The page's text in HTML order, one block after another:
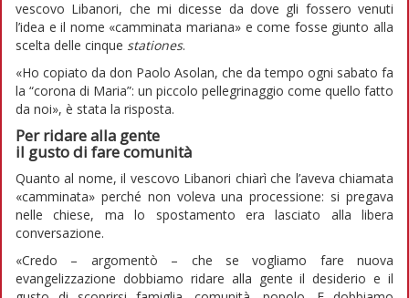
vescovo Libanori, che mi dicesse da dove gli fossero venuti
l’idea e il nome «camminata mariana» e come fosse giunto alla
scelta delle cinque stationes.
«Ho copiato da don Paolo Asolan, che da tempo ogni sabato fa
la “corona di Maria”: un piccolo pellegrinaggio come quello fatto
da noi», è stata la risposta.
Per ridare alla gente
il gusto di fare comunità
Quanto al nome, il vescovo Libanori chiarì che l’aveva chiamata
«camminata» perché non voleva una processione: si pregava
nelle chiese, ma lo spostamento era lasciato alla libera
conversazione.
«Credo – argomentò – che se vogliamo fare nuova
evangelizzazione dobbiamo ridare alla gente il desiderio e il